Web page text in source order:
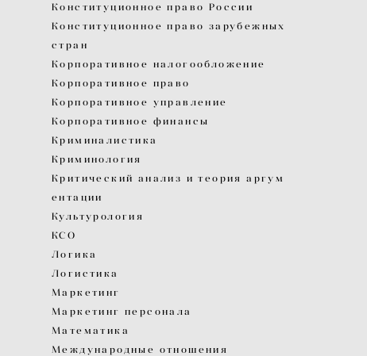
Конституционное право России
Конституционное право зарубежных
стран
Корпоративное налогообложение
Корпоративное право
Корпоративное управление
Корпоративное финансы
Криминалистика
Криминология
Критический анализ и теория аргум
ентации
Культурология
КСО
Логика
Логистика
Маркетинг
Маркетинг персонала
Математика
Международные отношения